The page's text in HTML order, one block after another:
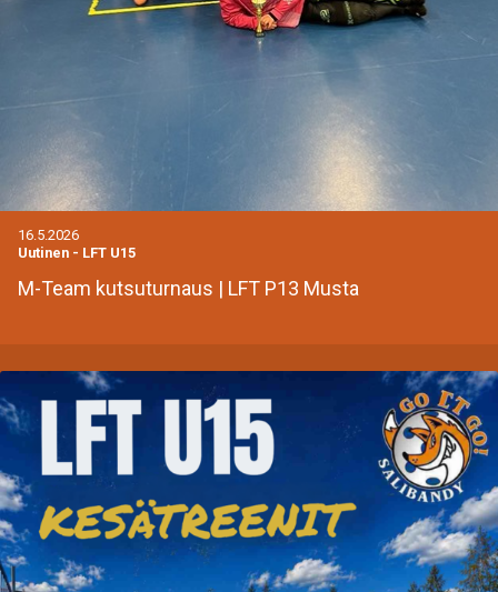
16.5.2026
Uutinen - LFT U15
M-Team kutsuturnaus | LFT P13 Musta